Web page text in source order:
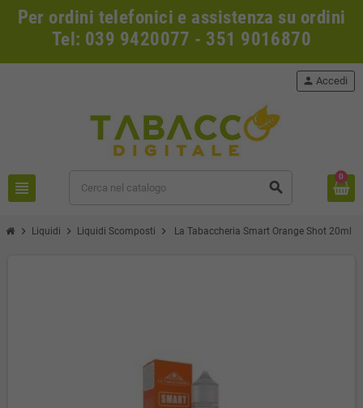
Per ordini telefonici e assistenza su ordini
Tel: 039 9420077 - 351 9016870
view_headline search
person Accedi
0
chevron_right Liquidi chevron_right Liquidi Scomposti chevron_right La Tabaccheria Smart Orange Shot 20ml